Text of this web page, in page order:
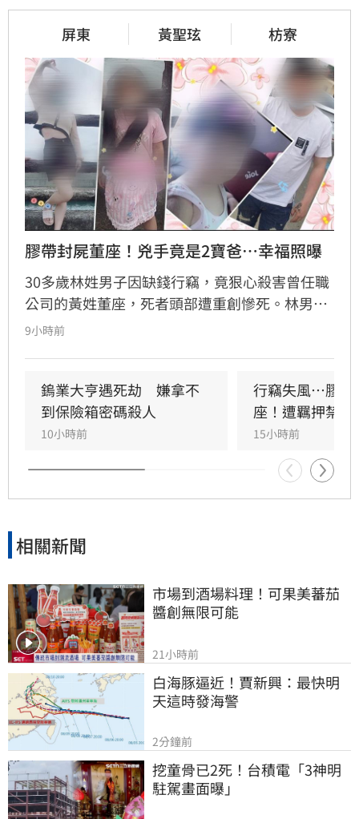
屏東 黃聖玹 枋寮
膠帶封屍董座！兇手竟是2寶爸…幸福照曝
30多歲林姓男子因缺錢行竊，竟狠心殺害曾任職
公司的黃姓董座，死者頭部遭重創慘死。林男過
去曾受死者信任，熟知豪宅內部陳設，竟因此引
風後，竟以膠帶纏繞死者頭部並持棍毆打致死，
犯後更舉家逃逸。目前林嫌已被羈押禁見，全案
仍有待檢警釐清，對於兩個家庭而言，這起悲劇
9小時前
鎢業大亨遇死劫　嫌拿不
到保險箱密碼殺人
10小時前
行竊失風…膠帶
座！遭羈押禁見
15小時前
相關新聞
市場到酒場料理！可果美蕃茄
醬創無限可能
21小時前
白海豚逼近！賈新興：最快明
天這時發海警
2分鐘前
挖童骨已2死！台積電「3神明
駐駕畫面曝」